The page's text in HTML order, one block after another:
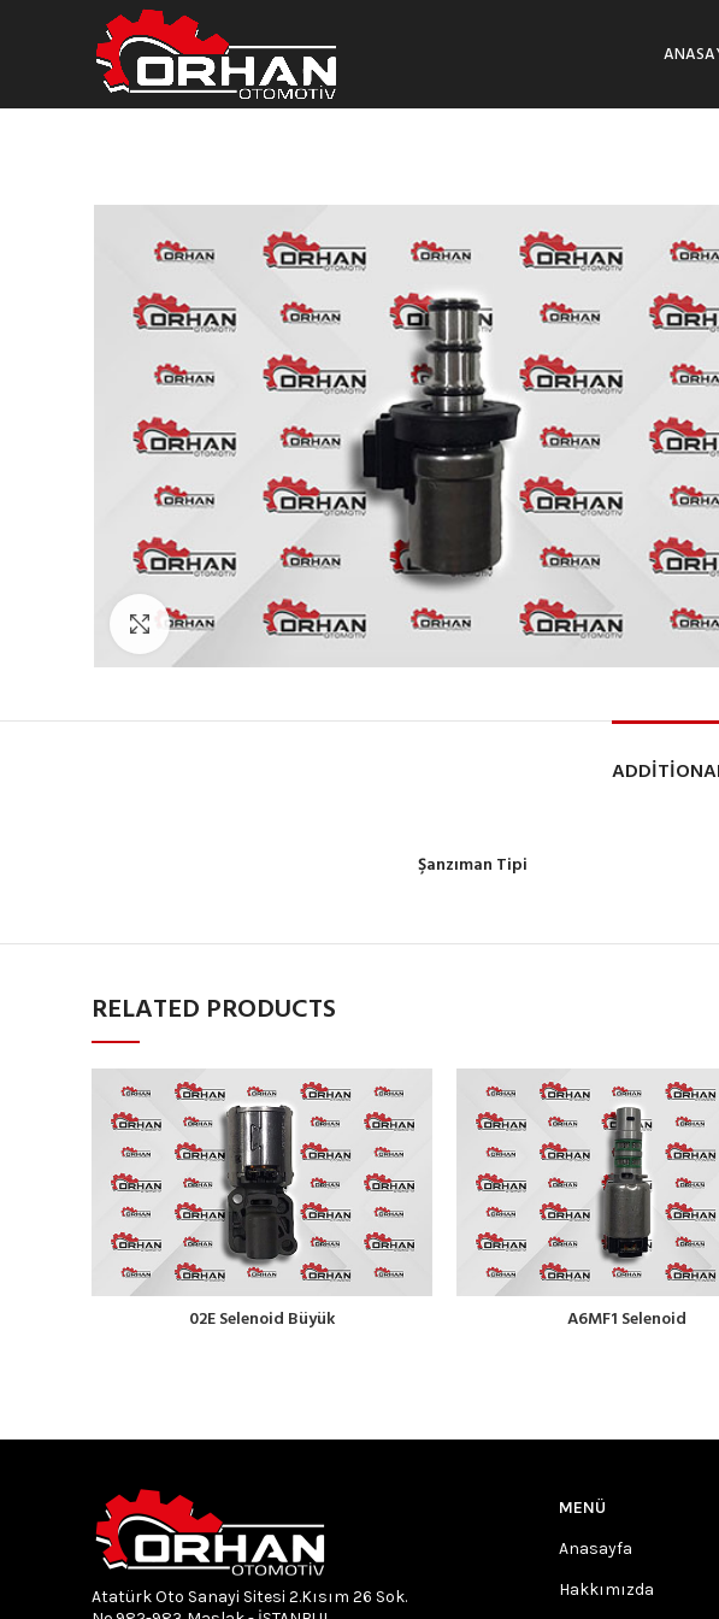
Büyütmek için tıklayın
Şanzıman Tipi
RELATED PRODUCTS
02E Selenoid Büyük A6MF1 Selenoid
Atatürk Oto Sanayi Sitesi 2.Kısım 26 Sok.
MENÜ
Anasayfa
Hakkımızda